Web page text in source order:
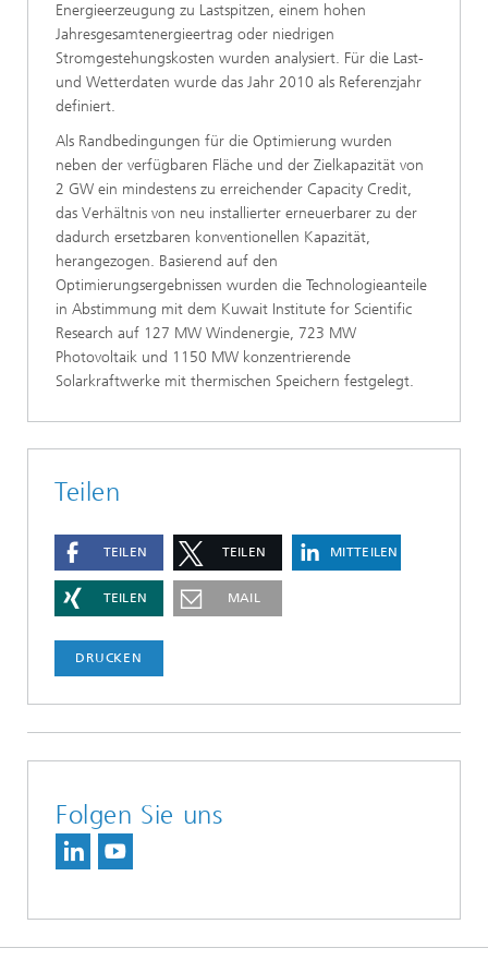
Energieerzeugung zu Lastspitzen, einem hohen
Jahresgesamtenergieertrag oder niedrigen
Stromgestehungskosten wurden analysiert. Für die Last-
und Wetterdaten wurde das Jahr 2010 als Referenzjahr
definiert.
Als Randbedingungen für die Optimierung wurden
neben der verfügbaren Fläche und der Zielkapazität von
2 GW ein mindestens zu erreichender Capacity Credit,
das Verhältnis von neu installierter erneuerbarer zu der
dadurch ersetzbaren konventionellen Kapazität,
herangezogen. Basierend auf den
Optimierungsergebnissen wurden die Technologieanteile
in Abstimmung mit dem Kuwait Institute for Scientific
Research auf 127 MW Windenergie, 723 MW
Photovoltaik und 1150 MW konzentrierende
Solarkraftwerke mit thermischen Speichern festgelegt.
Teilen
TEILEN TEILEN MITTEILEN
TEILEN MAIL
DRUCKEN
Folgen Sie uns